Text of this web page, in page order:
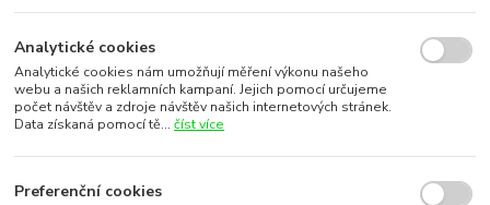
Analytické cookies
Analytické cookies nám umožňují měření výkonu našeho
webu a našich reklamních kampaní. Jejich pomocí určujeme
počet návštěv a zdroje návštěv našich internetových stránek.
Data získaná pomocí tě...číst více
Preferenční cookies